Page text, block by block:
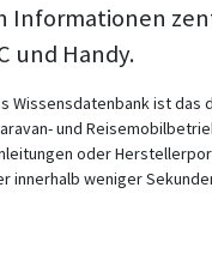
Informationen
und Handy.
Wissensdatenbank ist das
und
oder
innerhalb weniger